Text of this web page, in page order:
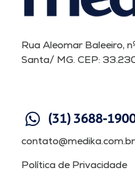
Rua Aleomar Baleeiro,
Santa/ MG. CEP:
(31) 3688-
contato@medika.com.br
Política de Privacidade